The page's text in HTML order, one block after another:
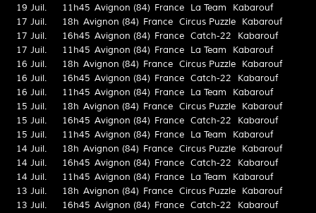
19 Juil.
11h45 Avignon (84) France La Team
Kabarouf
17 Juil.
18h Avignon (84) France Circus Puzzle
Kabarouf
17 Juil.
16h45 Avignon (84) France Catch-22
Kabarouf
17 Juil.
11h45 Avignon (84) France La Team
Kabarouf
16 Juil.
18h Avignon (84) France Circus Puzzle
Kabarouf
16 Juil.
16h45 Avignon (84) France Catch-22
Kabarouf
16 Juil.
11h45 Avignon (84) France La Team
Kabarouf
15 Juil.
18h Avignon (84) France Circus Puzzle
Kabarouf
15 Juil.
16h45 Avignon (84) France Catch-22
Kabarouf
15 Juil.
11h45 Avignon (84) France La Team
Kabarouf
14 Juil.
18h Avignon (84) France Circus Puzzle
Kabarouf
14 Juil.
16h45 Avignon (84) France Catch-22
Kabarouf
14 Juil.
11h45 Avignon (84) France La Team
Kabarouf
13 Juil.
18h Avignon (84) France Circus Puzzle
Kabarouf
13 Juil.
16h45 Avignon (84) France Catch-22
Kabarouf